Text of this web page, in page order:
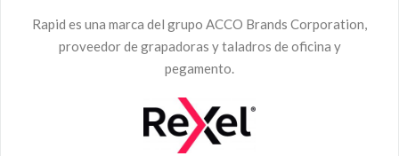
Rapid es una marca del grupo ACCO Brands Corporation,
proveedor de grapadoras y taladros de oficina y
pegamento.